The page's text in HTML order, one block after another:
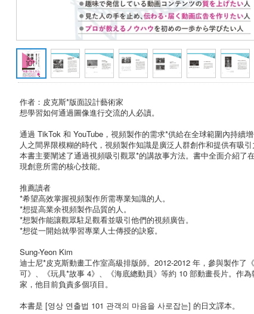
作者：皮克斯*版面設計藝術家
想學習如何通過圖像進行交流的人必讀。
通過 TikTok 和 YouTube，視頻製作的需求*供給在全球範圍內持續
人之間界限模糊的時代，視頻製作知識是廣泛人群創作和提供有吸引
本書主要闡述了通過視頻吸引觀眾*的講故事方法。書中全面介紹了
現創意所需的核心技能。
推薦讀者
*希望高效掌握視頻製作所需專業知識的人。
*想提高業余視頻製作品質的人。
*想製作能讓觀眾駐足觀看並吸引他們的視頻廣告。
*想從一開始就學習專業人士傳授的訣竅。
Sung-Yeon Kim
迪士尼*皮克斯動畫工作室高級排版師。2012-2012 年，參與製作了
可》、《玩具*故事 4》、《海底總動員》等約 10 部動畫長片。作
家，他目前負責多個項目。
本書是 [영상 연출법 101 관객의 마음을 사로잡는] 的日文譯本。